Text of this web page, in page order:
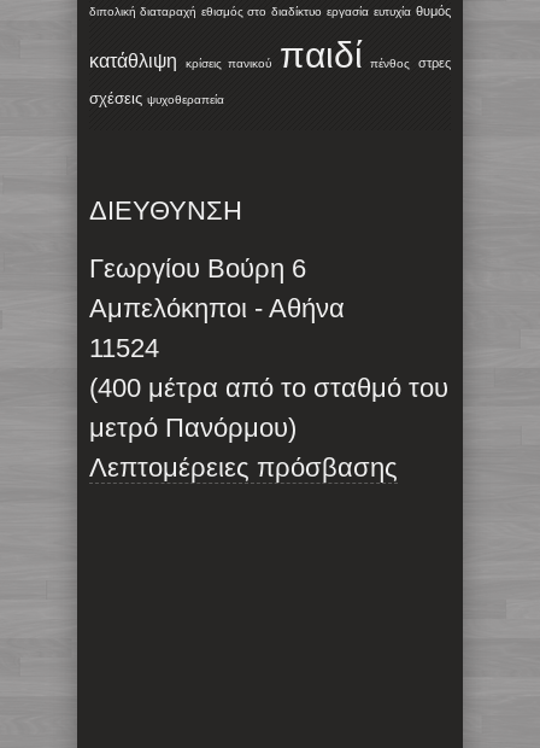
διπολική διαταραχή εθισμός στο διαδίκτυο εργασία ευτυχία θυμός
κατάθλιψη κρίσεις πανικού παιδί πένθος στρες
σχέσεις ψυχοθεραπεία
ΔΙΕΥΘΥΝΣΗ
Γεωργίου Βούρη 6
Αμπελόκηποι - Αθήνα
11524
(400 μέτρα από το σταθμό του
μετρό Πανόρμου)
Λεπτομέρειες πρόσβασης